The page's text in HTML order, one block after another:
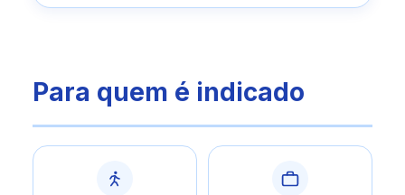
Para quem é indicado